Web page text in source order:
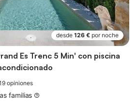
desde 126 € por noche
Es Trenc 5 Min' con piscina
opiniones
familias